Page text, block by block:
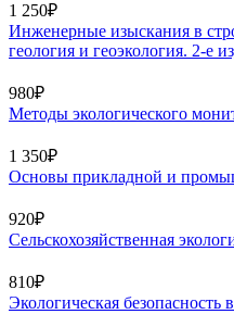
1 250₽
Инженерные изыскания в
геология и геоэкология. 2-е
980₽
Методы экологического
1 350₽
Основы прикладной и
920₽
Сельскохозяйственная
810₽
Экологическая безопасность